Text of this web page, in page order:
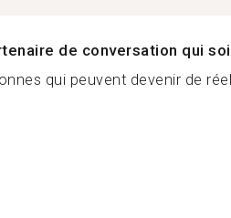
de conversation qui
qui peuvent devenir de